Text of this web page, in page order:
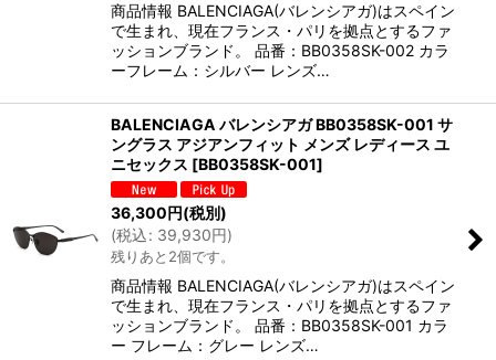
商品情報 BALENCIAGA(バレンシアガ)はスペイン
で生まれ、現在フランス・パリを拠点とするファ
ッションブランド。 品番：BB0358SK-002 カラ
ーフレーム：シルバー レンズ…
BALENCIAGA バレンシアガ BB0358SK-001 サ
ングラス アジアンフィット メンズ レディース ユ
ニセックス [BB0358SK-001]
36,300円(税別)
(税込: 39,930円)
残りあと2個です。
商品情報 BALENCIAGA(バレンシアガ)はスペイン
で生まれ、現在フランス・パリを拠点とするファ
ッションブランド。 品番：BB0358SK-001 カラ
ー フレーム：グレー レンズ…